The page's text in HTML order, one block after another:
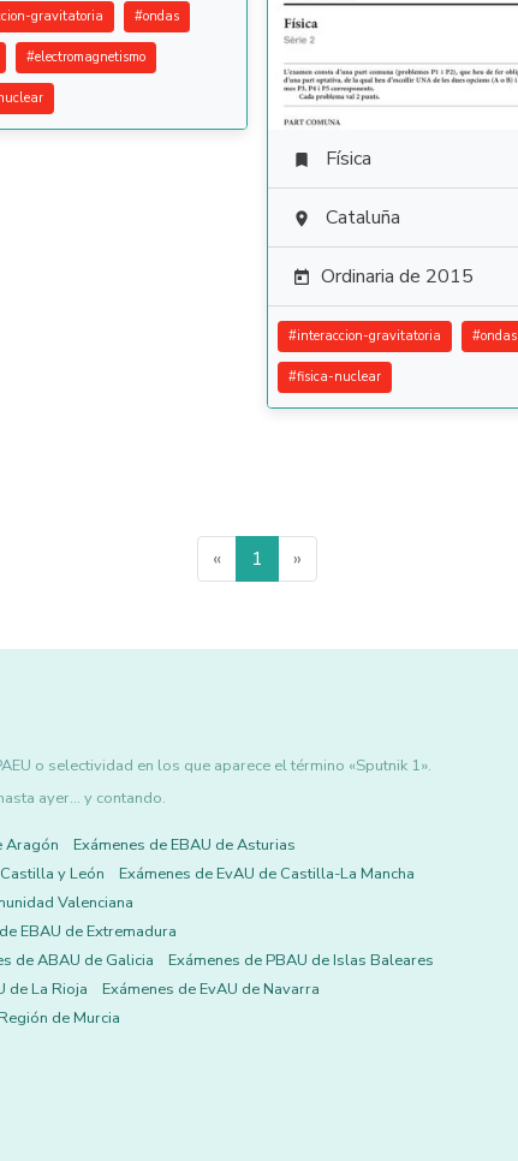
gravitatoria #ondas
#electromagnetismo
 Física
 Cataluña
 Ordinaria de 2015
#interaccion-gravitatoria #ondas
#fisica-nuclear
« 1 »
o selectividad en los que aparece el término «Sputnik 1».
ayer... y contando.
Aragón
Exámenes de EBAU de Asturias
y León
Exámenes de EvAU de Castilla-La Mancha
Valenciana
EBAU de Extremadura
de ABAU de Galicia
Exámenes de PBAU de Islas Baleares
de La Rioja
Exámenes de EvAU de Navarra
de Murcia